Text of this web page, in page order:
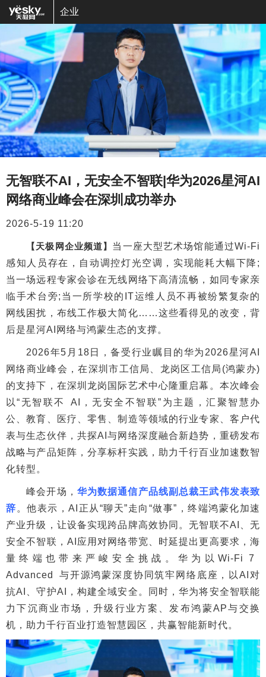
企业
无智联不AI，无安全不智联|华为2026星河AI
网络商业峰会在深圳成功举办
2026-5-19 11:20
【天极网企业频道】 当一座大型艺术场馆能通过Wi-Fi
感知人员存在，自动调控灯光空调，实现能耗大幅下降;
当一场远程专家会诊在无线网络下高清流畅，如同专家亲
临手术台旁;当一所学校的IT运维人员不再被纷繁复杂的
网线困扰，布线工作极大简化……这些看得见的改变，背
后是星河AI网络与鸿蒙生态的支撑。
2026年5月18日，备受行业瞩目的华为2026星河AI
网络商业峰会，在深圳市工信局、龙岗区工信局(鸿蒙办)
的支持下，在深圳龙岗国际艺术中心隆重启幕。本次峰会
以“无智联不 AI，无安全不智联”为主题，汇聚智慧办
公、教育、医疗、零售、制造等领域的行业专家、客户代
表与生态伙伴，共探AI与网络深度融合新趋势，重磅发布
战略与产品矩阵，分享标杆实践，助力千行百业加速数智
化转型。
峰会开场， 华为数据通信产品线副总裁王武伟发表致
辞 。他表示，AI正从“聊天”走向“做事”，终端鸿蒙化加速
产业升级，让设备实现跨品牌高效协同。无智联不AI、无
安全不智联，AI应用对网络带宽、时延提出更高要求，海
量终端也带来严峻安全挑战。华为以Wi-Fi 7
Advanced 与开源鸿蒙深度协同筑牢网络底座，以AI对
抗AI、守护AI，构建全域安全。同时，华为将安全智联能
力下沉商业市场，升级行业方案、发布鸿蒙AP与交换
机，助力千行百业打造智慧园区，共赢智能新时代。